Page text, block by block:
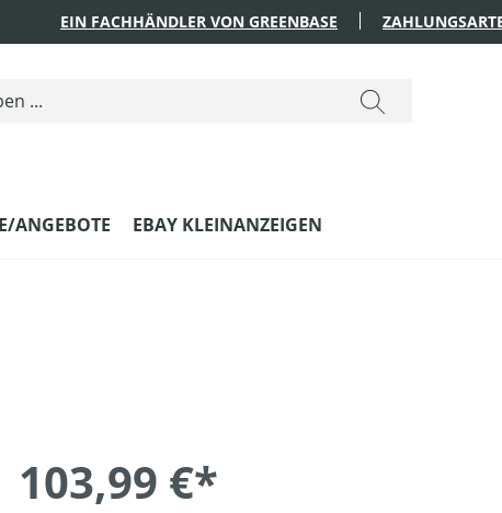
EIN FACHHÄNDLER VON GREENBASE
ANGEBOTE EBAY KLEINANZEIGEN
103,99 €*